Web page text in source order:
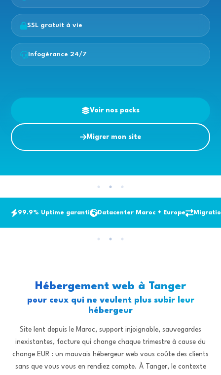
SSL gratuit à vie
Infogérance 24/7
Voir nos packs
Migrer mon site
99.9% Uptime garanti Datacenter Maroc + Europe
Hébergement web à Tanger
pour ceux qui ne veulent plus subir leur
hébergeur
Site lent depuis le Maroc, support injoignable, sauvegardes
inexistantes, facture qui change chaque trimestre à cause du
change EUR : un mauvais hébergeur web vous coûte des clients
sans que vous vous en rendiez compte. À Tanger, le contexte